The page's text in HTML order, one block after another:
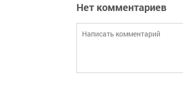
Нет комментариев